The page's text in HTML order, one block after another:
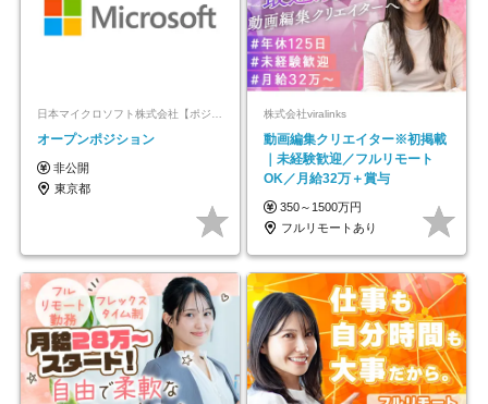
日本マイクロソフト株式会社【ポジションマッチ登録】
オープンポジション
非公開
東京都
株式会社viralinks
動画編集クリエイター※初掲載
｜未経験歓迎／フルリモート
OK／月給32万＋賞与
350～1500万円
フルリモートあり